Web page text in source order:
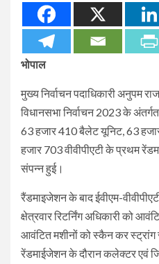
भोपाल
मुख्य निर्वाचन पदाधिकारी अनुपम
विधानसभा निर्वाचन 2023 के
63 हजार 410 बैलेट यूनिट, 63
हजार 703 वीवीपीएटी के प्रथम
संपन्न हुई।
रैंडमाइजेशन के बाद ईवीएम-
क्षेत्रवार रिटर्निंग अधिकारी को
आवंटित मशीनों को स्कैन कर
रेंडमाईजेशन के दौरान कलेक्टर एवं